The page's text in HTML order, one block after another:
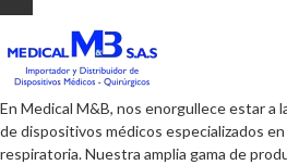
En Medical M&B, nos enorgullece estar a
de dispositivos médicos especializados
respiratoria. Nuestra amplia gama de